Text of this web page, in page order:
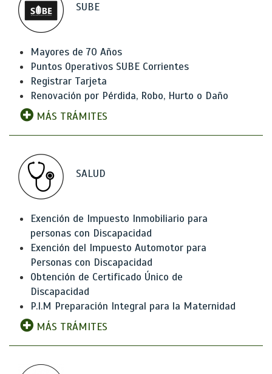
SUBE
Mayores de 70 Años
Puntos Operativos SUBE Corrientes
Registrar Tarjeta
Renovación por Pérdida, Robo, Hurto o Daño
MÁS TRÁMITES
SALUD
Exención de Impuesto Inmobiliario para
personas con Discapacidad
Exención del Impuesto Automotor para
Personas con Discapacidad
Obtención de Certificado Único de
Discapacidad
P.I.M Preparación Integral para la Maternidad
MÁS TRÁMITES